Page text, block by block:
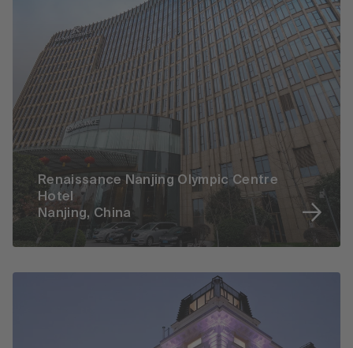
Renaissance Nanjing Olympic Centre
Hotel
Nanjing, China